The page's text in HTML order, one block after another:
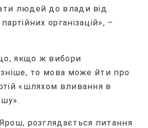
людей до влади від
організацій», –
якщо ж вибори
то мова може йти про
«шляхом вливання в
розглядається питання